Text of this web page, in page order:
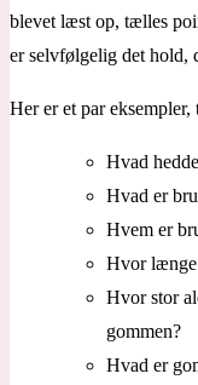
blevet læst op, tælles
er selvfølgelig det hold,
Her er et par
Hvad
Hvad er
Hvem er
Hvor længe
Hvor stor
gommen?
Hvad er